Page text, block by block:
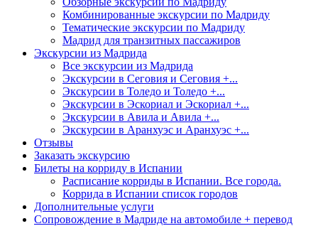
Комбинированные экскурсии по Мадриду
Тематические экскурсии по Мадриду
Мадрид для транзитных пассажиров
Экскурсии из Мадрида
Все экскурсии из Мадрида
Экскурсии в Сеговия и Сеговия +...
Экскурсии в Толедо и Толедо +...
Экскурсии в Эскориал и Эскориал +...
Экскурсии в Авила и Авила +...
Экскурсии в Аранхуэс и Аранхуэс +...
Отзывы
Заказать экскурсию
Билеты на корриду в Испании
Расписание корриды в Испании. Все города.
Коррида в Испании список городов
Дополнительные услуги
Сопровождение в Мадриде на автомобиле + перевод